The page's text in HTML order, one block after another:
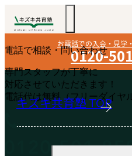
お電話での入会・見学
0120-
キズキ共育塾 TOP
電話で相談・問い合わせ
専門スタッフが丁寧に
対応させていただきます！
電話代は無料（フリーダイヤ